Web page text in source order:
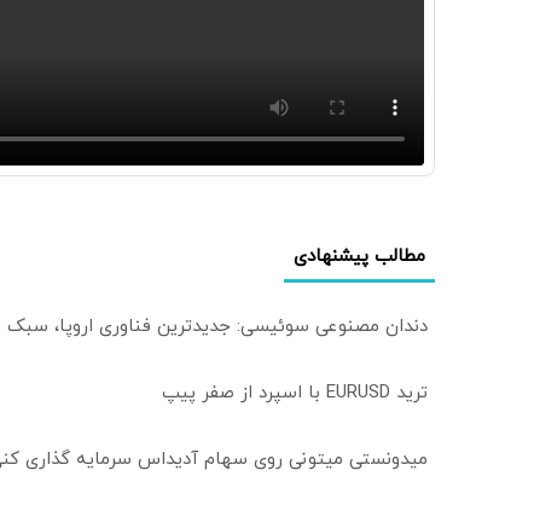
مطالب پیشنهادی
دندان مصنوعی سوئیسی: جدیدترین فناوری اروپا،
ترید EURUSD با اسپرد از صفر پیپ
میدونستی میتونی روی سهام آدیداس سرمایه گذاری